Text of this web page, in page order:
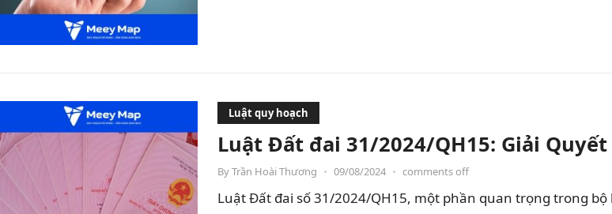
Luật quy hoạch
Luật Đất đai 31/2024/QH15: Giải
ByTrần Hoài Thương • 09/08/2024 • comments off
Luật Đất đai số 31/2024/QH15, một phần quan trọng trong